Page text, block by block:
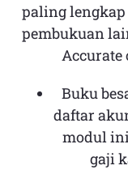
paling
pembukuan
Buku
daftar
modul
gaji